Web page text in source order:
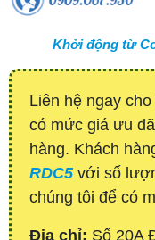
Khởi động từ
Liên hệ ngay cho
có mức giá ưu
hàng. Khách
RDC5với số
chúng tôi để có
Địa chỉ: Số 20A